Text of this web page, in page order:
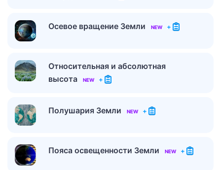
Осевое вращение Земли NEW +
Относительная и абсолютная
высота
NEW +
Полушария Земли NEW +
Пояса освещенности Земли NEW +